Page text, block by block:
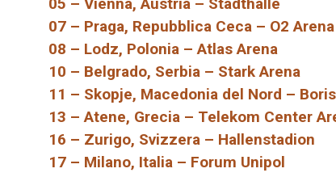
07 – Praga, Repubblica Ceca – O2 Arena
08 – Lodz, Polonia – Atlas Arena
10 – Belgrado, Serbia – Stark Arena
11 – Skopje, Macedonia del Nord –
13 – Atene, Grecia – Telekom Center
16 – Zurigo, Svizzera – Hallenstadion
17 – Milano, Italia – Forum Unipol